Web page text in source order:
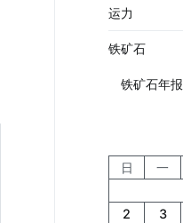
运力
铁矿石
铁矿石年报
日
一
2
3